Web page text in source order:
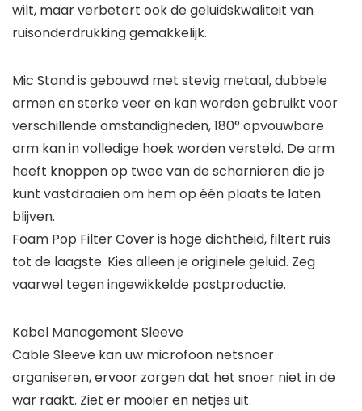
wilt, maar verbetert ook de geluidskwaliteit van
ruisonderdrukking gemakkelijk.
Mic Stand is gebouwd met stevig metaal, dubbele
armen en sterke veer en kan worden gebruikt voor
verschillende omstandigheden, 180° opvouwbare
arm kan in volledige hoek worden versteld. De arm
heeft knoppen op twee van de scharnieren die je
kunt vastdraaien om hem op één plaats te laten
blijven.
Foam Pop Filter Cover is hoge dichtheid, filtert ruis
tot de laagste. Kies alleen je originele geluid. Zeg
vaarwel tegen ingewikkelde postproductie.
Kabel Management Sleeve
Cable Sleeve kan uw microfoon netsnoer
organiseren, ervoor zorgen dat het snoer niet in de
war raakt. Ziet er mooier en netjes uit.